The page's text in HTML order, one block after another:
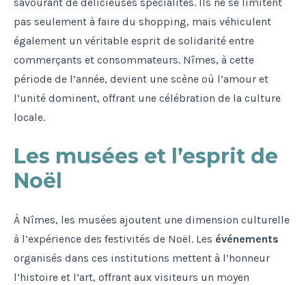
savourant de délicieuses spécialités. Ils ne se limitent
pas seulement à faire du shopping, mais véhiculent
également un véritable esprit de solidarité entre
commerçants et consommateurs. Nîmes, à cette
période de l’année, devient une scène où l’amour et
l’unité dominent, offrant une célébration de la culture
locale.
Les musées et l’esprit de
Noël
À Nîmes, les musées ajoutent une dimension culturelle
à l’expérience des festivités de Noël. Les événements
organisés dans ces institutions mettent à l’honneur
l’histoire et l’art, offrant aux visiteurs un moyen